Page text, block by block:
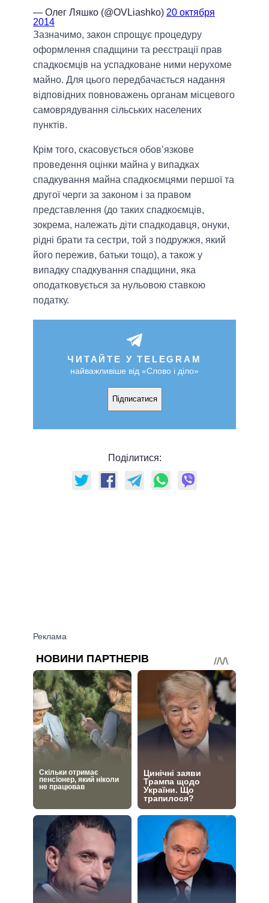
— Олег Ляшко (@OVLiashko) 20 октября
2014
Зазначимо, закон спрощує процедуру
оформлення спадщини та реєстрації прав
спадкоємців на успадковане ними нерухоме
майно. Для цього передбачається надання
відповідних повноважень органам місцевого
самоврядування сільських населених
пунктів.
Крім того, скасовується обов’язкове
проведення оцінки майна у випадках
спадкування майна спадкоємцями першої та
другої черги за законом і за правом
представлення (до таких спадкоємців,
зокрема, належать діти спадкодавця, онуки,
рідні брати та сестри, той з подружжя, який
його пережив, батьки тощо), а також у
випадку спадкування спадщини, яка
оподатковується за нульовою ставкою
податку.
ЧИТАЙТЕ У TELEGRAM
найважливіше від «Слово і діло»
Підписатися
Поділитися: